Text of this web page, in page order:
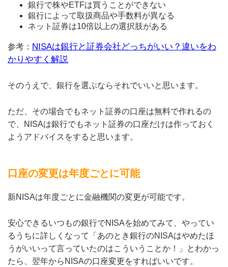
銀行で株やETFは買うことができない
銀行によって取扱商品や手数料が異なる
ネット証券は10倍以上の選択肢がある
参考： NISAは銀行と証券会社どっちがいい？違いをわ
かりやすく解説
そのうえで、銀行を選ぶならそれでいいと思います。
ただ、その場合でもネット証券の口座は無料で作れるの
で、NISAは銀行でもネット証券の口座だけは作っておく
ようアドバイスをすると思います。
口座の変更は年度ごとに可能
新NISAは年度ごとに金融機関の変更が可能です。
安心できるいつもの銀行でNISAを始めてみて、やってい
るうちに詳しくなって「あのとき銀行のNISAはやめたほ
うがいいって言っていたのはこういうことか！」とわかっ
たら、翌年からNISAの口座変更をすればいいです。